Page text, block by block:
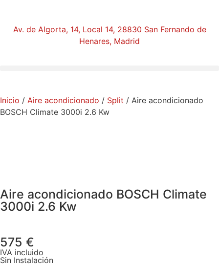
Av. de Algorta, 14, Local 14, 28830 San Fernando de
Henares, Madrid
Inicio / Aire acondicionado / Split / Aire acondicionado
BOSCH Climate 3000i 2.6 Kw
Aire acondicionado BOSCH Climate
3000i 2.6 Kw
575 €
IVA incluido
Sin Instalación